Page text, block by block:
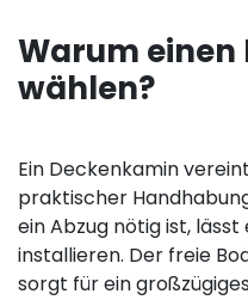
Warum
wählen?
Ein Deckenkamin
praktischer
ein Abzug nötig ist,
installieren. Der freie
sorgt für ein